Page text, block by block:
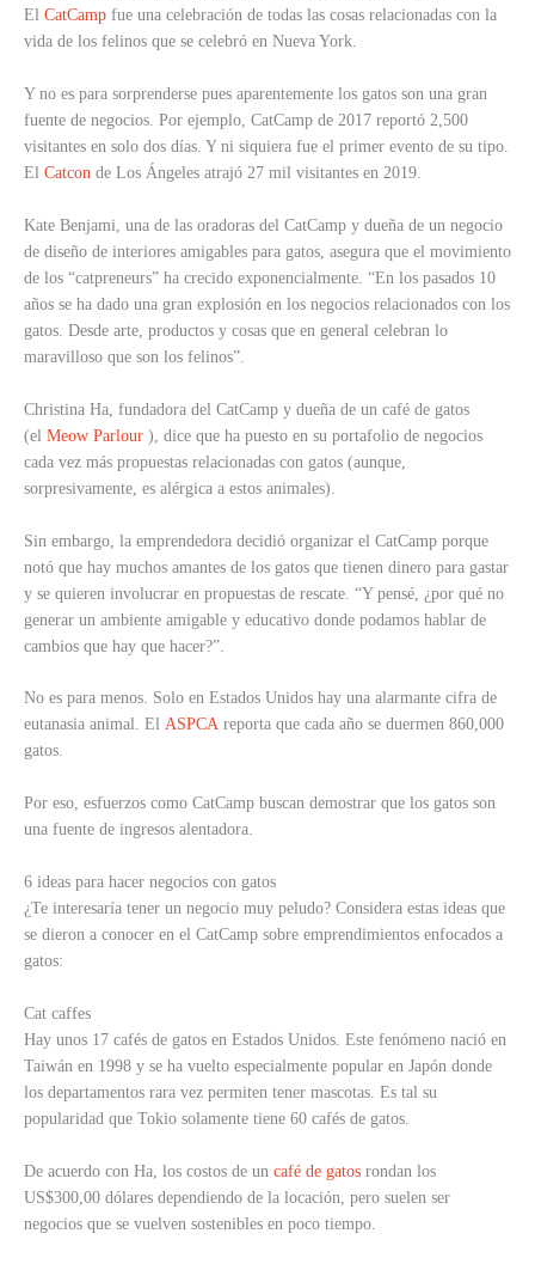
El CatCamp fue una celebración de todas las cosas relacionadas con la
vida de los felinos que se celebró en Nueva York.
Y no es para sorprenderse pues aparentemente los gatos son una gran
fuente de negocios. Por ejemplo, CatCamp de 2017 reportó 2,500
visitantes en solo dos días. Y ni siquiera fue el primer evento de su tipo.
El Catcon de Los Ángeles atrajó 27 mil visitantes en 2019.
Kate Benjami, una de las oradoras del CatCamp y dueña de un negocio
de diseño de interiores amigables para gatos, asegura que el movimiento
de los “catpreneurs” ha crecido exponencialmente. “En los pasados 10
años se ha dado una gran explosión en los negocios relacionados con los
gatos. Desde arte, productos y cosas que en general celebran lo
maravilloso que son los felinos”.
Christina Ha, fundadora del CatCamp y dueña de un café de gatos
(el Meow Parlour ), dice que ha puesto en su portafolio de negocios
cada vez más propuestas relacionadas con gatos (aunque,
sorpresivamente, es alérgica a estos animales).
Sin embargo, la emprendedora decidió organizar el CatCamp porque
notó que hay muchos amantes de los gatos que tienen dinero para gastar
y se quieren involucrar en propuestas de rescate. “Y pensé, ¿por qué no
generar un ambiente amigable y educativo donde podamos hablar de
cambios que hay que hacer?”.
No es para menos. Solo en Estados Unidos hay una alarmante cifra de
eutanasia animal. El ASPCA reporta que cada año se duermen 860,000
gatos.
Por eso, esfuerzos como CatCamp buscan demostrar que los gatos son
una fuente de ingresos alentadora.
6 ideas para hacer negocios con gatos
¿Te interesaría tener un negocio muy peludo? Considera estas ideas que
se dieron a conocer en el CatCamp sobre emprendimientos enfocados a
gatos:
Cat caffes
Hay unos 17 cafés de gatos en Estados Unidos. Este fenómeno nació en
Taiwán en 1998 y se ha vuelto especialmente popular en Japón donde
los departamentos rara vez permiten tener mascotas. Es tal su
popularidad que Tokio solamente tiene 60 cafés de gatos.
De acuerdo con Ha, los costos de un café de gatos rondan los
US$300,00 dólares dependiendo de la locación, pero suelen ser
negocios que se vuelven sostenibles en poco tiempo.